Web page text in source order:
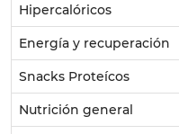
Hipercalóricos
Energía y recuperación
Snacks Proteícos
Nutrición general